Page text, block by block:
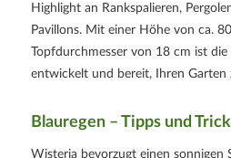
Highlight an Rankspalieren,
Pavillons. Mit einer Höhe von ca.
Topfdurchmesser von 18 cm ist die
entwickelt und bereit, Ihren Garten
Blauregen – Tipps und
Wisteria bevorzugt einen sonnigen